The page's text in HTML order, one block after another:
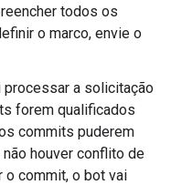
todos os
o marco, envie o
a solicitação
forem qualificados
commits puderem
houver conflito de
o commit, o bot vai